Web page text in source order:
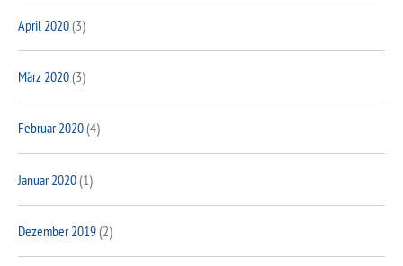
April 2020(3)
März 2020(3)
Februar 2020(4)
Januar 2020(1)
Dezember 2019(2)